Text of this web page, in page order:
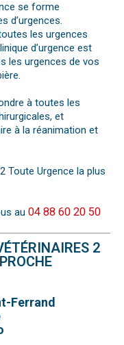
se forme
d’urgences.
les urgences
d’urgence est
les urgences de vos
à toutes les
et
à la réanimation et
Toute Urgence la plus
au 04 88 60 20 50
2
Ferrand